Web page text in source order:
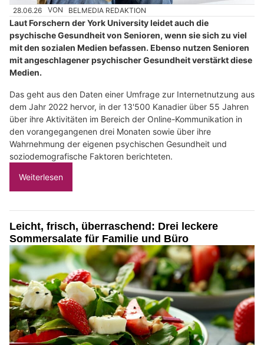
28.06.26 VON BELMEDIA REDAKTION
Laut Forschern der York University leidet auch die
psychische Gesundheit von Senioren, wenn sie sich zu viel
mit den sozialen Medien befassen. Ebenso nutzen Senioren
mit angeschlagener psychischer Gesundheit verstärkt diese
Medien.
Das geht aus den Daten einer Umfrage zur Internetnutzung aus
dem Jahr 2022 hervor, in der 13'500 Kanadier über 55 Jahren
über ihre Aktivitäten im Bereich der Online-Kommunikation in
den vorangegangenen drei Monaten sowie über ihre
Wahrnehmung der eigenen psychischen Gesundheit und
soziodemografische Faktoren berichteten.
Weiterlesen
Leicht, frisch, überraschend: Drei leckere
Sommersalate für Familie und Büro